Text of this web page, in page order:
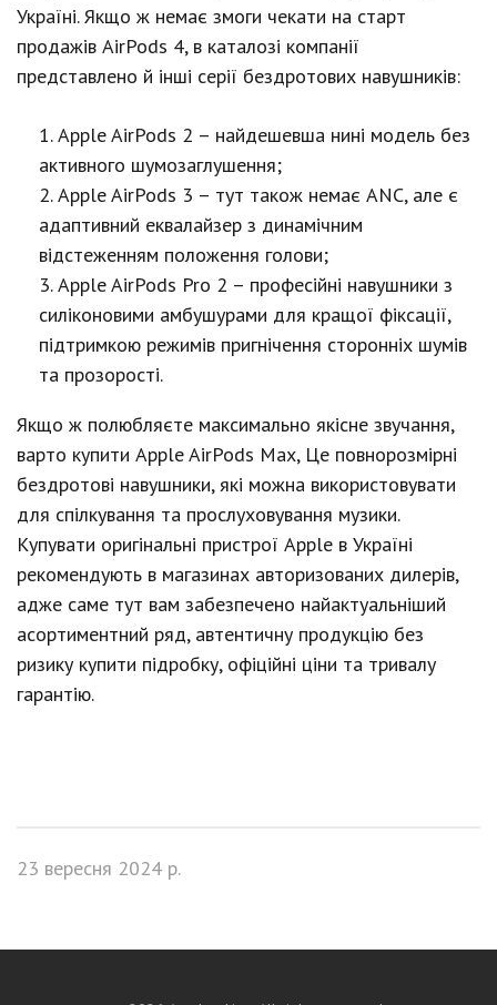
Україні. Якщо ж немає змоги чекати на старт
продажів AirPods 4, в каталозі компанії
представлено й інші серії бездротових навушників:
Apple AirPods 2 – найдешевша нині модель без
активного шумозаглушення;
Apple AirPods 3 – тут також немає ANC, але є
адаптивний еквалайзер з динамічним
відстеженням положення голови;
Apple AirPods Pro 2 – професійні навушники з
силіконовими амбушурами для кращої фіксації,
підтримкою режимів пригнічення сторонніх шумів
та прозорості.
Якщо ж полюбляєте максимально якісне звучання,
варто купити Apple AirPods Max, Це повнорозмірні
бездротові навушники, які можна використовувати
для спілкування та прослуховування музики.
Купувати оригінальні пристрої Apple в Україні
рекомендують в магазинах авторизованих дилерів,
адже саме тут вам забезпечено найактуальніший
асортиментний ряд, автентичну продукцію без
ризику купити підробку, офіційні ціни та тривалу
гарантію.
23 вересня 2024 р.